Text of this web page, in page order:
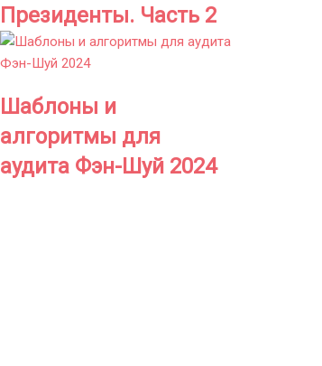
Президенты. Часть 2
Шаблоны и
алгоритмы для
аудита Фэн-Шуй 2024